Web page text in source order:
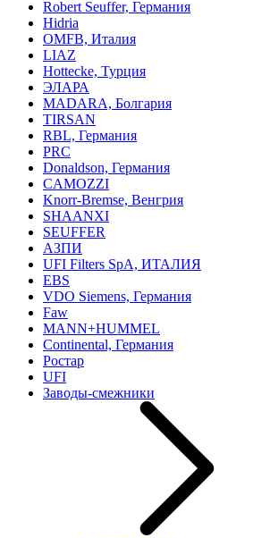
Robert Seuffer, Германия
Hidria
OMFB, Италия
LIAZ
Hottecke, Турция
ЭЛАРА
MADARA, Болгария
TIRSAN
RBL, Германия
PRC
Donaldson, Германия
CAMOZZI
Knorr-Bremse, Венгрия
SHAANXI
SEUFFER
АЗПИ
UFI Filters SpA, ИТАЛИЯ
EBS
VDO Siemens, Германия
Faw
MANN+HUMMEL
Continental, Германия
Ростар
UFI
Заводы-смежники